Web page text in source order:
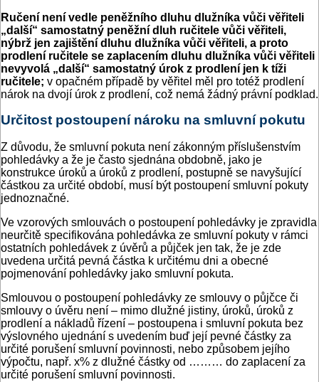
Ručení není vedle peněžního dluhu dlužníka vůči věřiteli
„další“ samostatný peněžní dluh ručitele vůči věřiteli,
nýbrž jen zajištění dluhu dlužníka vůči věřiteli, a proto
prodlení ručitele se zaplacením dluhu dlužníka vůči věřiteli
nevyvolá „další“ samostatný úrok z prodlení jen k tíži
ručitele; v opačném případě by věřitel měl pro totéž prodlení
nárok na dvojí úrok z prodlení, což nemá žádný právní podklad.
Určitost postoupení nároku na smluvní pokutu
Z důvodu, že smluvní pokuta není zákonným příslušenstvím
pohledávky a že je často sjednána obdobně, jako je
konstrukce úroků a úroků z prodlení, postupně se navyšující
částkou za určité období, musí být postoupení smluvní pokuty
jednoznačné.
Ve vzorových smlouvách o postoupení pohledávky je zpravidla
neurčitě specifikována pohledávka ze smluvní pokuty v rámci
ostatních pohledávek z úvěrů a půjček jen tak, že je zde
uvedena určitá pevná částka k určitému dni a obecné
pojmenování pohledávky jako smluvní pokuta.
Smlouvou o postoupení pohledávky ze smlouvy o půjčce či
smlouvy o úvěru není – mimo dlužné jistiny, úroků, úroků z
prodlení a nákladů řízení – postoupena i smluvní pokuta bez
výslovného ujednání s uvedením buď její pevné částky za
určité porušení smluvní povinnosti, nebo způsobem jejího
výpočtu, např. x% z dlužné částky od ……… do zaplacení za
určité porušení smluvní povinnosti.